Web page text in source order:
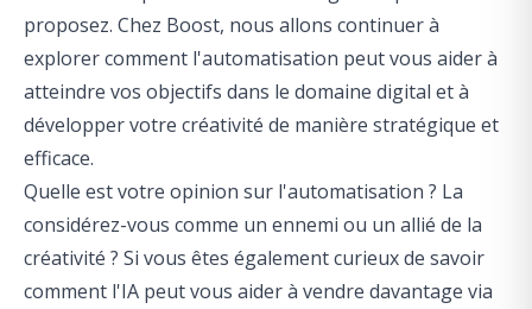
proposez. Chez Boost, nous allons continuer à
explorer comment l'automatisation peut vous aider à
atteindre vos objectifs dans le domaine digital et à
développer votre créativité de manière stratégique et
efficace.
Quelle est votre opinion sur l'automatisation ? La
considérez-vous comme un ennemi ou un allié de la
créativité ? Si vous êtes également curieux de savoir
comment l'IA peut vous aider à vendre davantage via